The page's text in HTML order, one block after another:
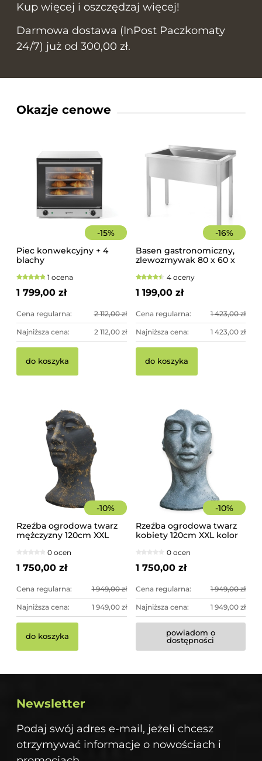
Kup więcej i oszczędzaj więcej!
Darmowa dostawa (InPost Paczkomaty
24/7) już od 300,00 zł.
Okazje cenowe
-15%
Piec konwekcyjny + 4
blachy
1 ocena
1 799,00 zł
Cena regularna: 2 112,00 zł
Najniższa cena: 2 112,00 zł
do koszyka
-16%
Basen gastronomiczny,
zlewozmywak 80 x 60 x
4 oceny
1 199,00 zł
Cena regularna: 1 423,00 zł
Najniższa cena: 1 423,00 zł
do koszyka
-10%
Rzeźba ogrodowa twarz
mężczyzny 120cm XXL
dekoracja ogrodowa
0 ocen
1 750,00 zł
Cena regularna: 1 949,00 zł
Najniższa cena: 1 949,00 zł
do koszyka
-10%
Rzeźba ogrodowa twarz
kobiety 120cm XXL kolor
- imponująca dekoracja
ogrodowa
0 ocen
1 750,00 zł
Cena regularna: 1 949,00 zł
Najniższa cena: 1 949,00 zł
powiadom o
dostępności
Newsletter
Podaj swój adres e-mail, jeżeli chcesz
otrzymywać informacje o nowościach i